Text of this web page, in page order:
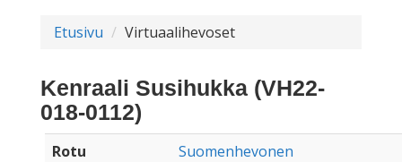
Etusivu Virtuaalihevoset
Kenraali Susihukka (VH22-
018-0112)
Rotu
Suomenhevonen